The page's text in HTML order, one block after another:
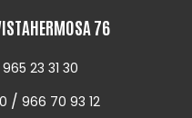
76
965 23 31 30
/ 966 70 93 12